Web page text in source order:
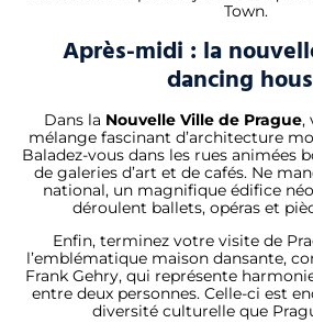
Town.
Après-midi : la
dancing
Dans la Nouvelle Ville de Prague,
mélange fascinant d’architecture
Baladez-vous dans les rues animées
de galeries d’art et de cafés. Ne
national, un magnifique édifice
déroulent ballets, opéras et
Enfin, terminez votre visite de
l’emblématique maison dansante,
Frank Gehry, qui représente
entre deux personnes. Celle-ci est
diversité culturelle que